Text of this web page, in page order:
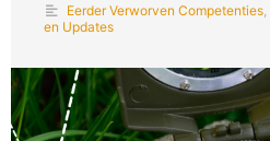
Eerder Verworven Competenties
en Updates